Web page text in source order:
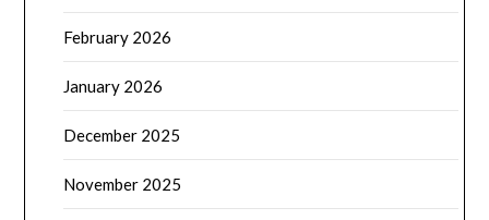
February 2026
January 2026
December 2025
November 2025